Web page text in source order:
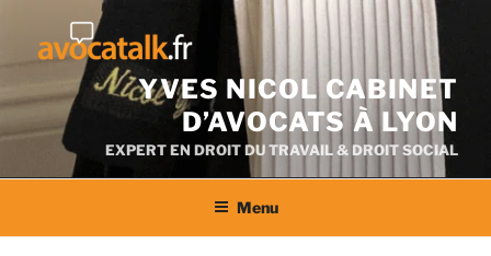
contenu
YVES NICOL CABINET
D’AVOCATS À LYON
EXPERT EN DROIT DU TRAVAIL & DROIT SOCIAL
Menu